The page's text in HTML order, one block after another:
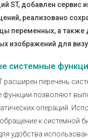
ST, добавлен сервис
реализовано
переменных, а также
изображений для
системные
расширен перечень
функции позволяют
операций.
к системной
удобства